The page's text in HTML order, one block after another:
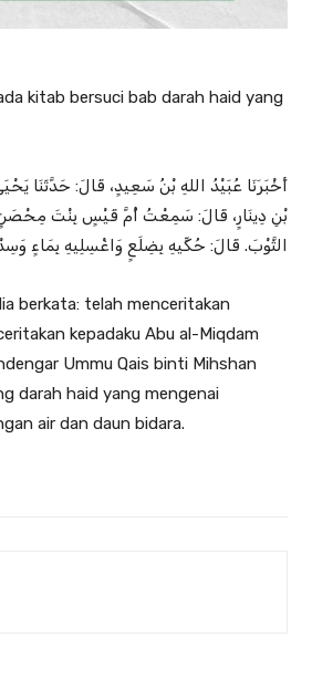
kitab bersuci bab darah haid yang
أَخْبَرَنَا ‌عُبَيْدُ اللهِ بْنُ سَعِيدٍ، قَالَ: حَدَّثَنَا
بْنِ دِينَارٍ، قَالَ: سَمِعْتُ ‌أُمَّ قَيْسٍ بِنْتَ
الثَّوْبَ. قَالَ: حُكِّيهِ بِضِلَعٍ وَاغْسِلِيهِ بِمَاءٍ
berkata: telah menceritakan
kepadaku Abu al-Miqdam
Ummu Qais binti Mihshan
darah haid yang mengenai
air dan daun bidara.